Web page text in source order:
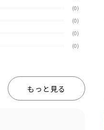
(0)
(0)
(0)
(0)
もっと見る